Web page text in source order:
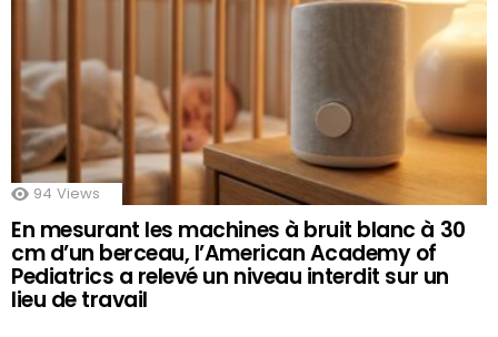
94 Views
En mesurant les machines à bruit blanc à 30
cm d’un berceau, l’American Academy of
Pediatrics a relevé un niveau interdit sur un
lieu de travail